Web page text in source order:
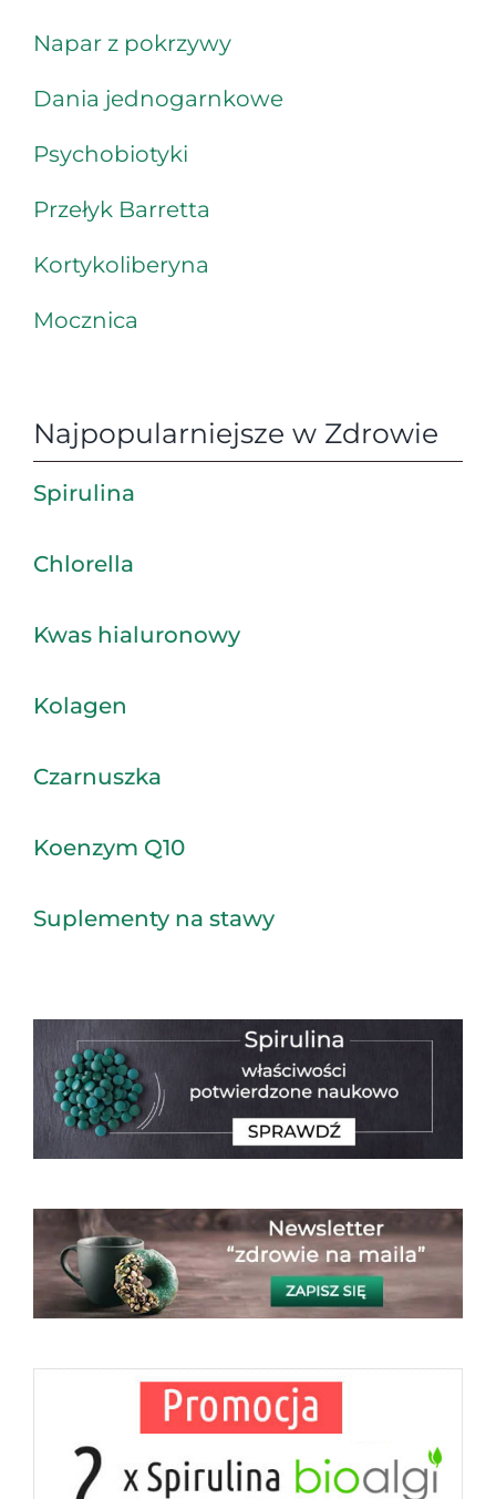
Napar z pokrzywy
Dania jednogarnkowe
Psychobiotyki
Przełyk Barretta
Kortykoliberyna
Mocznica
Najpopularniejsze w Zdrowie
Spirulina
Chlorella
Kwas hialuronowy
Kolagen
Czarnuszka
Koenzym Q10
Suplementy na stawy